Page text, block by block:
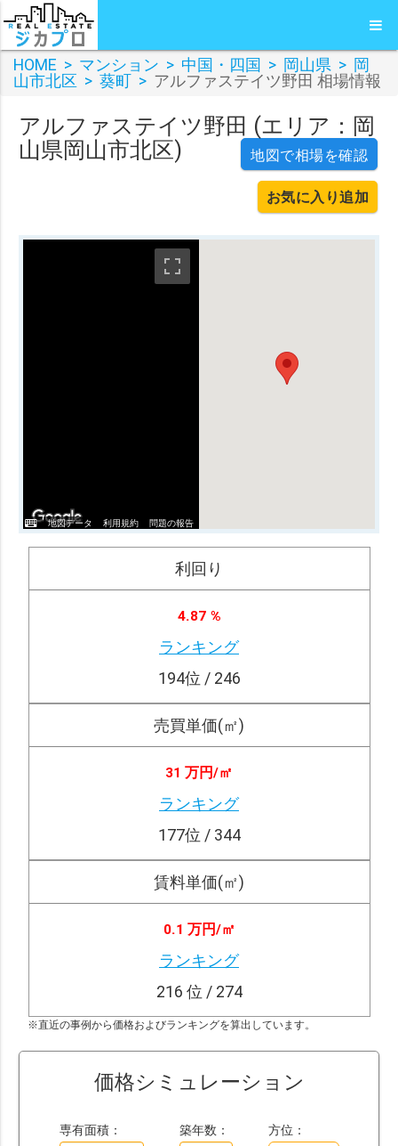
HOME > マンション > 中国・四国 > 岡山県 > 岡
山市北区 > 葵町 > アルファステイツ野田 相場情報
アルファステイツ野田 (エリア：岡
山県岡山市北区)
地図で相場を確認
お気に入り追加
地図データ 利用規約 問題の報告
利回り
4.87 %
ランキング
194位 / 246
売買単価(㎡)
31 万円/㎡
ランキング
177位 / 344
賃料単価(㎡)
0.1 万円/㎡
ランキング
216 位 / 274
※直近の事例から価格およびランキングを算出しています。
価格シミュレーション
専有面積： 築年数： 方位：